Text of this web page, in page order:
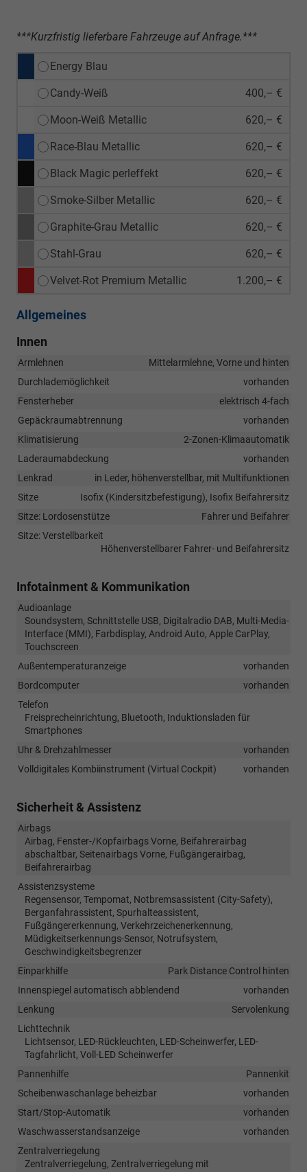
***Kurzfristig lieferbare Fahrzeuge auf Anfrage.***
Energy Blau
Candy-Weiß 400,– €
Moon-Weiß Metallic 620,– €
Race-Blau Metallic 620,– €
Black Magic perleffekt 620,– €
Smoke-Silber Metallic 620,– €
Graphite-Grau Metallic 620,– €
Stahl-Grau 620,– €
Velvet-Rot Premium Metallic 1.200,– €
Allgemeines
Innen
Armlehnen
Mittelarmlehne, Vorne und hinten
Durchlademöglichkeit
vorhanden
Fensterheber
elektrisch 4-fach
Gepäckraumabtrennung
vorhanden
Klimatisierung
2-Zonen-Klimaautomatik
Laderaumabdeckung
vorhanden
Lenkrad
in Leder, höhenverstellbar, mit Multifunktionen
Sitze
Isofix (Kindersitzbefestigung), Isofix Beifahrersitz
Sitze: Lordosenstütze
Fahrer und Beifahrer
Sitze: Verstellbarkeit
Höhenverstellbarer Fahrer- und Beifahrersitz
Infotainment & Kommunikation
Audioanlage
Soundsystem, Schnittstelle USB, Digitalradio DAB, Multi-Media-
Interface (MMI), Farbdisplay, Android Auto, Apple CarPlay,
Touchscreen
Außentemperaturanzeige
vorhanden
Bordcomputer
vorhanden
Telefon
Freisprecheinrichtung, Bluetooth, Induktionsladen für
Smartphones
Uhr & Drehzahlmesser
vorhanden
Volldigitales Kombiinstrument (Virtual Cockpit)
vorhanden
Sicherheit & Assistenz
Airbags
Airbag, Fenster-/Kopfairbags Vorne, Beifahrerairbag
abschaltbar, Seitenairbags Vorne, Fußgängerairbag,
Beifahrerairbag
Assistenzsysteme
Regensensor, Tempomat, Notbremsassistent (City-Safety),
Berganfahrassistent, Spurhalteassistent,
Fußgängererkennung, Verkehrzeichenerkennung,
Müdigkeitserkennungs-Sensor, Notrufsystem,
Geschwindigkeitsbegrenzer
Einparkhilfe
Park Distance Control hinten
Innenspiegel automatisch abblendend
vorhanden
Lenkung
Servolenkung
Lichttechnik
Lichtsensor, LED-Rückleuchten, LED-Scheinwerfer, LED-
Tagfahrlicht, Voll-LED Scheinwerfer
Pannenhilfe
Pannenkit
Scheibenwaschanlage beheizbar
vorhanden
Start/Stop-Automatik
vorhanden
Waschwasserstandsanzeige
vorhanden
Zentralverriegelung
Zentralverriegelung, Zentralverriegelung mit